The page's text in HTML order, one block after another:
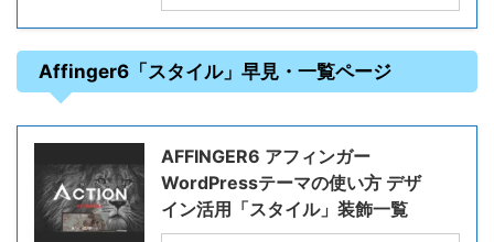
Affinger6「スタイル」早見・一覧ページ
AFFINGER6 アフィンガー
WordPressテーマの使い方 デザ
イン活用「スタイル」装飾一覧